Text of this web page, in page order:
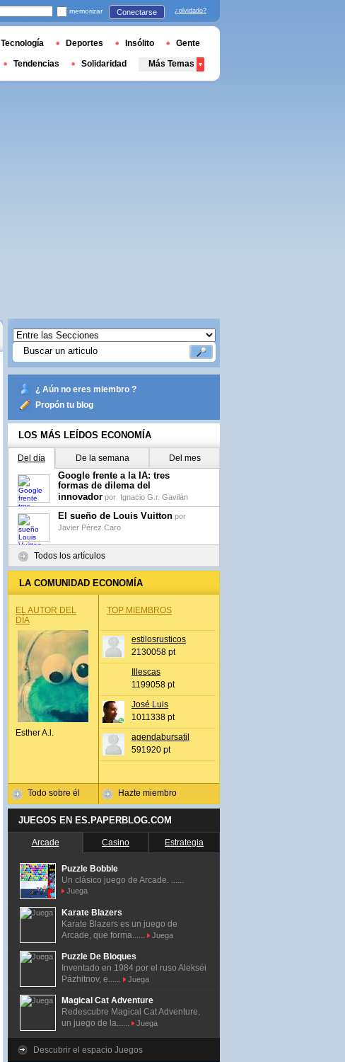
¿ Aún no eres miembro ?
Propón tu blog
LOS MÁS LEÍDOS ECONOMÍA
Del día De la semana Del mes
Google frente a la IA: tres
formas de dilema del
innovador por Ignacio G.r. Gavilán
El sueño de Louis Vuitton por
Javier Pérez Caro
Todos los artículos
LA COMUNIDAD ECONOMÍA
EL AUTOR DEL
DÍA
Esther A.l.
Todo sobre él
TOP MIEMBROS
estilosrusticos
2130058 pt
Illescas
1199058 pt
José Luis
1011338 pt
agendabursatil
591920 pt
Hazte miembro
JUEGOS EN ES.PAPERBLOG.COM
Arcade Casino Estrategia
Puzzle Bobble
Un clásico juego de Arcade. ......
Juega
Karate Blazers
Karate Blazers es un juego de
Arcade, que forma......
Juega
Puzzle De Bloques
Inventado en 1984 por el ruso Alekséi
Pázhitnov, e......
Juega
Magical Cat Adventure
Redescubre Magical Cat Adventure,
un juego de la......
Juega
Descubrir el espacio Juegos
memorizar Conectarse ¿olvidado?
Tecnología Deportes Insólito Gente
Tendencias Solidaridad Más Temas